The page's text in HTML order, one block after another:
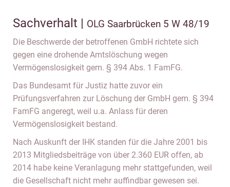
Sachverhalt | OLG Saarbrücken 5 W 48/19
Die Beschwerde der betroffenen GmbH richtete sich
gegen eine drohende Amtslöschung wegen
Vermögenslosigkeit gem. § 394 Abs. 1 FamFG.
Das Bundesamt für Justiz hatte zuvor ein
Prüfungsverfahren zur Löschung der GmbH gem. § 394
FamFG angeregt, weil u.a. Anlass für deren
Vermögenslosigkeit bestand.
Nach Auskunft der IHK standen für die Jahre 2001 bis
2013 Mitgliedsbeiträge von über 2.360 EUR offen, ab
2014 habe keine Veranlagung mehr stattgefunden, weil
die Gesellschaft nicht mehr auffindbar gewesen sei.